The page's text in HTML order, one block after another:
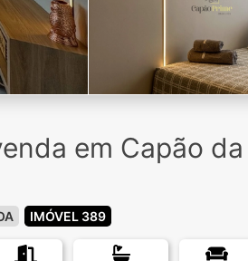
em Capão da
IMÓVEL 389